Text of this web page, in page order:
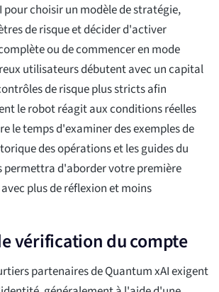
pour choisir un modèle de stratégie,
de risque et décider d'activer
ou de commencer en mode
utilisateurs débutent avec un capital
de risque plus stricts afin
le robot réagit aux conditions réelles
le temps d'examiner des exemples de
des opérations et les guides du
permettra d'aborder votre première
plus de réflexion et moins
vérification du compte
partenaires de Quantum xAI exigent